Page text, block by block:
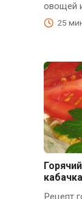
овощей
25
Рецепт